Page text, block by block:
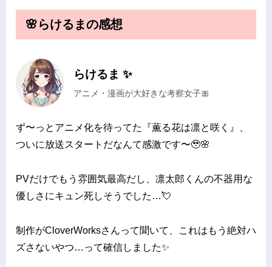
🌸らけるまの感想
らけるま ✨
アニメ・漫画が大好きな考察女子🎀
ず〜っとアニメ化を待ってた『薫る花は凛と咲く』、
ついに放送スタートだなんて感激です〜🥹🌸
PVだけでもう雰囲気最高だし、凛太郎くんの不器用な
優しさにキュン死しそうでした…💘
制作がCloverWorksさんって聞いて、これはもう絶対ハ
ズさないやつ…って確信しました✨